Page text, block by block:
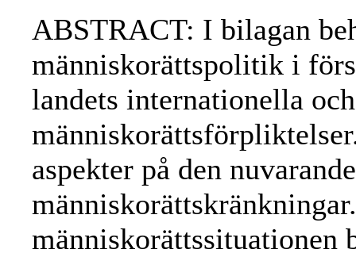
ABSTRACT: I bilagan
människorättspolitik i
landets internationella
aspekter på den
människorättssituationen